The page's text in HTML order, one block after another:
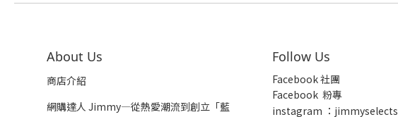
About Us
商店介紹
網購達人 Jimmy—從熱愛潮流到創立「藍
Follow Us
Facebook 社團
Facebook 粉專
instagram ：jimmyselects